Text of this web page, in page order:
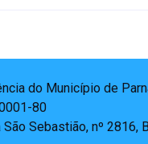
do Município de
80
São Sebastião, nº 2816,